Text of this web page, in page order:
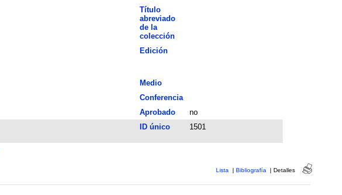
Título
abreviado
de la
colección
Edición
Medio
Conferencia
Aprobado
no
ID único 1501
Lista | Bibliografía | Detalles